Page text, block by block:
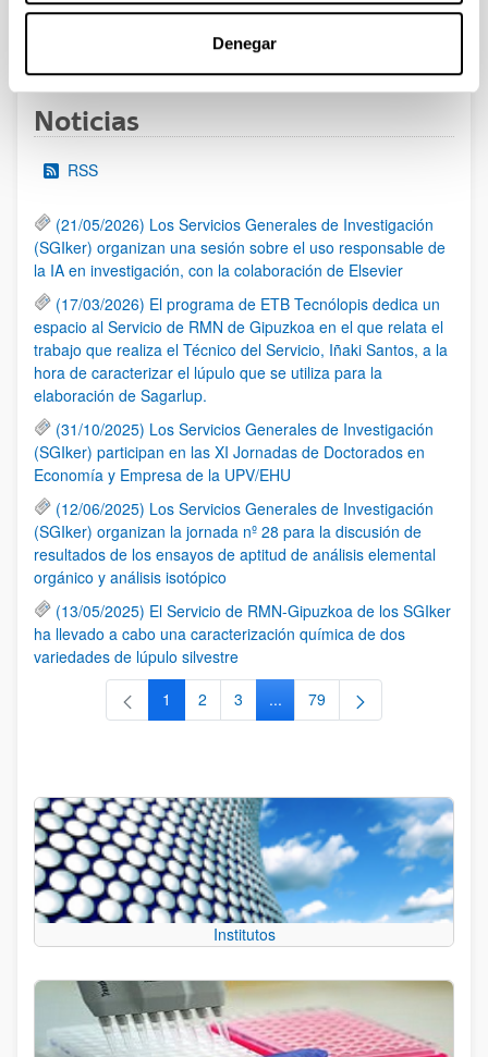
Denegar
Páginas intermedias Use TAB para desplazarse.
PáginaPágina
13 14
Noticias
RSS
(21/05/2026) Los Servicios Generales de Investigación
(SGIker) organizan una sesión sobre el uso responsable de
la IA en investigación, con la colaboración de Elsevier
(17/03/2026) El programa de ETB Tecnólopis dedica un
espacio al Servicio de RMN de Gipuzkoa en el que relata el
trabajo que realiza el Técnico del Servicio, Iñaki Santos, a la
hora de caracterizar el lúpulo que se utiliza para la
elaboración de Sagarlup.
(31/10/2025) Los Servicios Generales de Investigación
(SGIker) participan en las XI Jornadas de Doctorados en
Economía y Empresa de la UPV/EHU
(12/06/2025) Los Servicios Generales de Investigación
(SGIker) organizan la jornada nº 28 para la discusión de
resultados de los ensayos de aptitud de análisis elemental
orgánico y análisis isotópico
(13/05/2025) El Servicio de RMN-Gipuzkoa de los SGIker
ha llevado a cabo una caracterización química de dos
variedades de lúpulo silvestre
Página
1 Página
2 Página
3 ...Páginas intermedias Use TAB
Página
79
Institutos